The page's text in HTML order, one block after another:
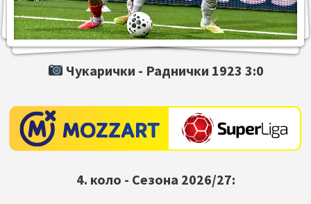
Чукарички - Раднички 1923 3:0
4. коло - Сезона 2026/27: